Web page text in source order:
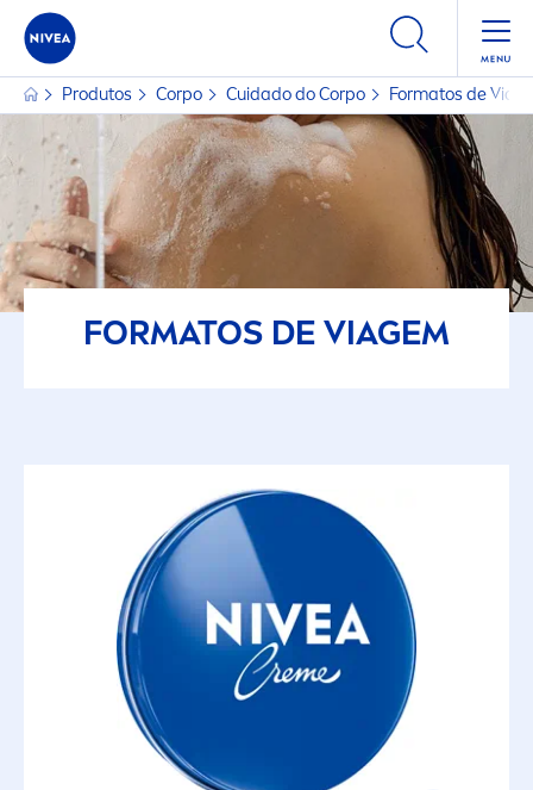
Produtos Corpo Cuidado do Corpo Formatos de
FORMATOS DE VIAGEM